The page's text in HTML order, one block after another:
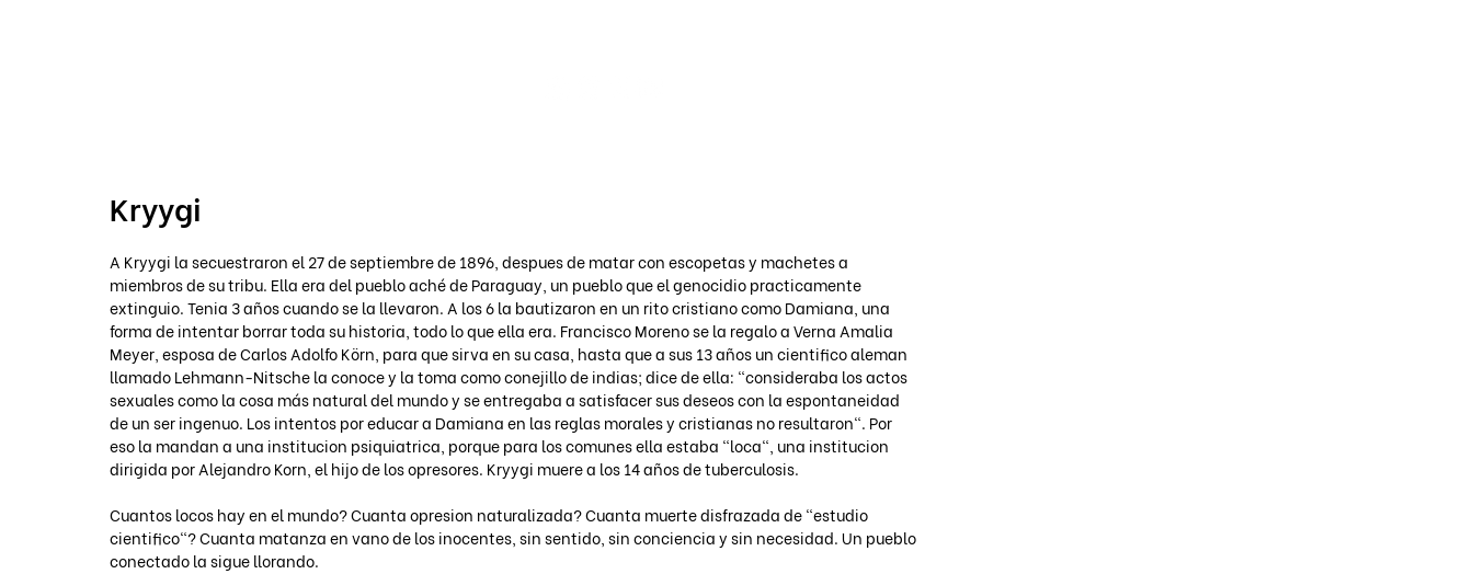
Kryygi
A Kryygi la secuestraron el 27 de septiembre de 1896, despues de matar con escopetas y machetes a
miembros de su tribu. Ella era del pueblo aché de Paraguay, un pueblo que el genocidio practicamente
extinguio. Tenia 3 años cuando se la llevaron. A los 6 la bautizaron en un rito cristiano como Damiana, una
forma de intentar borrar toda su historia, todo lo que ella era. Francisco Moreno se la regalo a Verna Amalia
Meyer, esposa de Carlos Adolfo Körn, para que sirva en su casa, hasta que a sus 13 años un cientifico aleman
llamado Lehmann-Nitsche la conoce y la toma como conejillo de indias; dice de ella: "consideraba los actos
sexuales como la cosa más natural del mundo y se entregaba a satisfacer sus deseos con la espontaneidad
de un ser ingenuo. Los intentos por educar a Damiana en las reglas morales y cristianas no resultaron". Por
eso la mandan a una institucion psiquiatrica, porque para los comunes ella estaba "loca", una institucion
dirigida por Alejandro Korn, el hijo de los opresores. Kryygi muere a los 14 años de tuberculosis.
Cuantos locos hay en el mundo? Cuanta opresion naturalizada? Cuanta muerte disfrazada de "estudio
cientifico"? Cuanta matanza en vano de los inocentes, sin sentido, sin conciencia y sin necesidad. Un pueblo
conectado la sigue llorando.